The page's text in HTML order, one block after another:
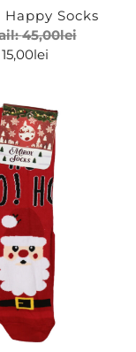
Happy Socks
45,00lei
15,00lei